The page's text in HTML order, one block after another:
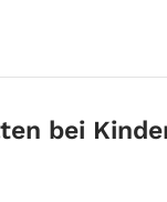
bei